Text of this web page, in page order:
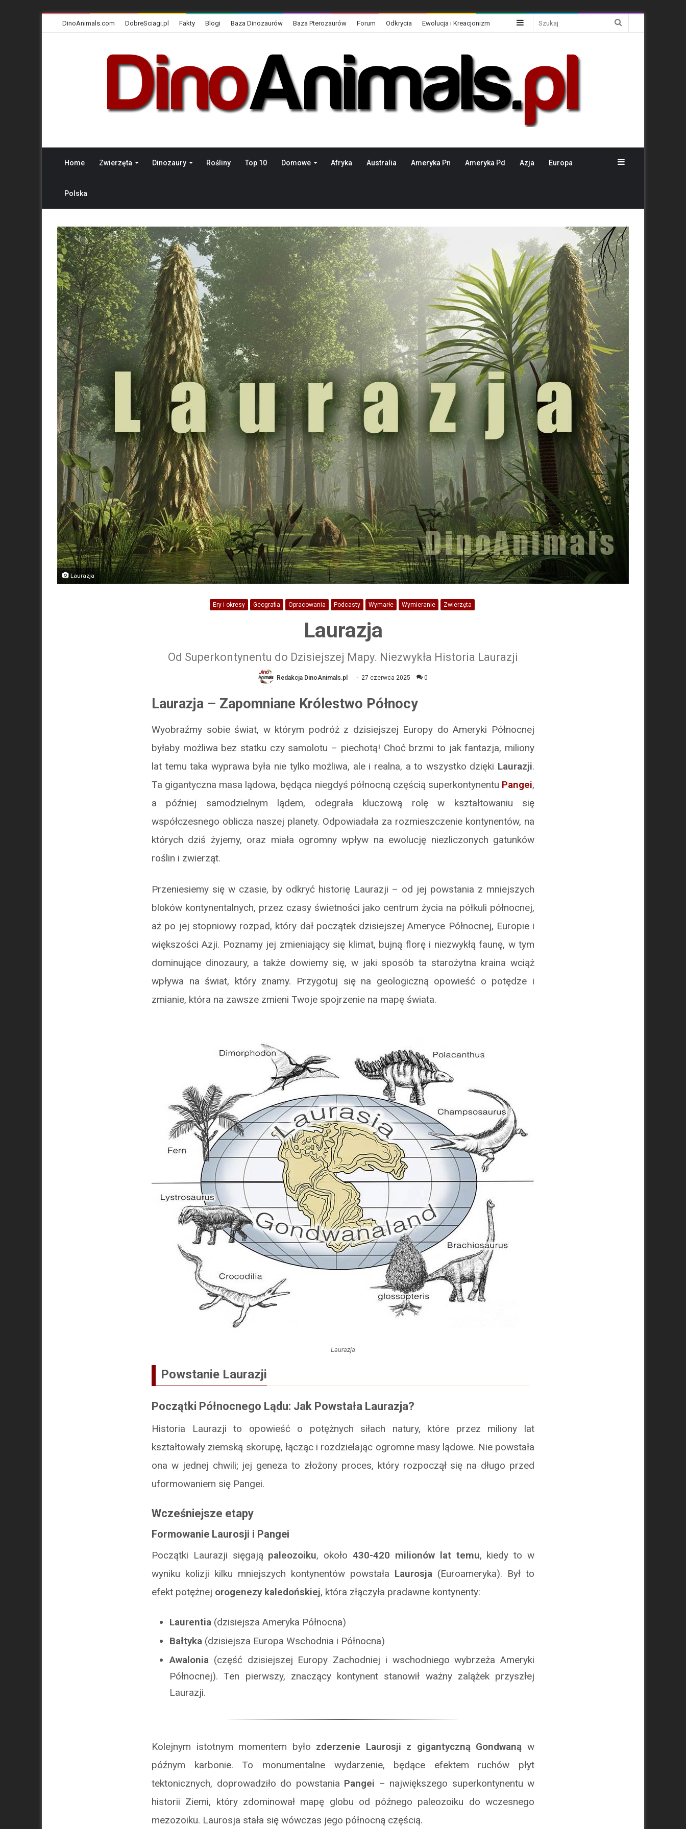
DinoAnimals.com DobreSciagi.pl Fakty Blogi Baza Dinozaurów Baza Pterozaurów Forum Odkrycia Ewolucja i Kreacjonizm Sidebar
Home Zwierzęta Dinozaury Rośliny Top 10 Domowe Afryka Australia Ameryka Pn Ameryka Pd Azja Europa
Polska
Sidebar
Laurazja
Ery i okresy Geografia Opracowania Podcasty Wymarłe Wymieranie Zwierzęta
Laurazja
Od Superkontynentu do Dzisiejszej Mapy. Niezwykła Historia Laurazji
Redakcja DinoAnimals.pl 27 czerwca 2025 0
Laurazja – Zapomniane Królestwo Północy
Wyobraźmy sobie świat, w którym podróż z dzisiejszej Europy do Ameryki Północnej
byłaby możliwa bez statku czy samolotu – piechotą! Choć brzmi to jak fantazja, miliony
lat temu taka wyprawa była nie tylko możliwa, ale i realna, a to wszystko dzięki Laurazji.
Ta gigantyczna masa lądowa, będąca niegdyś północną częścią superkontynentu Pangei,
a później samodzielnym lądem, odegrała kluczową rolę w kształtowaniu się
współczesnego oblicza naszej planety. Odpowiadała za rozmieszczenie kontynentów, na
których dziś żyjemy, oraz miała ogromny wpływ na ewolucję niezliczonych gatunków
roślin i zwierząt.
Przeniesiemy się w czasie, by odkryć historię Laurazji – od jej powstania z mniejszych
bloków kontynentalnych, przez czasy świetności jako centrum życia na półkuli północnej,
aż po jej stopniowy rozpad, który dał początek dzisiejszej Ameryce Północnej, Europie i
większości Azji. Poznamy jej zmieniający się klimat, bujną florę i niezwykłą faunę, w tym
dominujące dinozaury, a także dowiemy się, w jaki sposób ta starożytna kraina wciąż
wpływa na świat, który znamy. Przygotuj się na geologiczną opowieść o potędze i
zmianie, która na zawsze zmieni Twoje spojrzenie na mapę świata.
Laurazja
Powstanie Laurazji
Początki Północnego Lądu: Jak Powstała Laurazja?
Historia Laurazji to opowieść o potężnych siłach natury, które przez miliony lat
kształtowały ziemską skorupę, łącząc i rozdzielając ogromne masy lądowe. Nie powstała
ona w jednej chwili; jej geneza to złożony proces, który rozpoczął się na długo przed
uformowaniem się Pangei.
Wcześniejsze etapy
Formowanie Laurosji i Pangei
Początki Laurazji sięgają paleozoiku, około430-420 milionów lat temu, kiedy to w
wyniku kolizji kilku mniejszych kontynentów powstała Laurosja (Euroameryka). Był to
efekt potężnej orogenezy kaledońskiej, która złączyła pradawne kontynenty:
Laurentia (dzisiejsza Ameryka Północna)
Bałtyka (dzisiejsza Europa Wschodnia i Północna)
Awalonia (część dzisiejszej Europy Zachodniej i wschodniego wybrzeża Ameryki
Północnej). Ten pierwszy, znaczący kontynent stanowił ważny zalążek przyszłej
Laurazji.
Kolejnym istotnym momentem było zderzenie Laurosji z gigantyczną Gondwaną w
późnym karbonie. To monumentalne wydarzenie, będące efektem ruchów płyt
tektonicznych, doprowadziło do powstania Pangei – największego superkontynentu w
historii Ziemi, który zdominował mapę globu od późnego paleozoiku do wczesnego
mezozoiku. Laurosja stała się wówczas jego północną częścią.